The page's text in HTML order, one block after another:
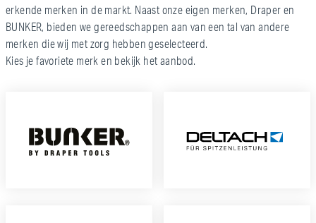
erkende merken in de markt. Naast onze eigen merken, Draper en
BUNKER, bieden we gereedschappen aan van een tal van andere
merken die wij met zorg hebben geselecteerd.
Kies je favoriete merk en bekijk het aanbod.